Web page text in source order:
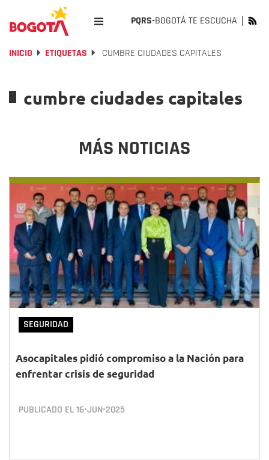
PQRS-BOGOTÁ TE ESCUCHA
INICIO ETIQUETAS CUMBRE CIUDADES CAPITALES
cumbre ciudades capitales
MÁS NOTICIAS
SEGURIDAD
Asocapitales pidió compromiso a la Nación para
enfrentar crisis de seguridad
PUBLICADO EL16•JUN•2025